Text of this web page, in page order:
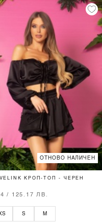
ОТНОВО НАЛИЧЕН
КРОП-ТОП - ЧЕРЕН
/ 125.17 ЛВ.
S M